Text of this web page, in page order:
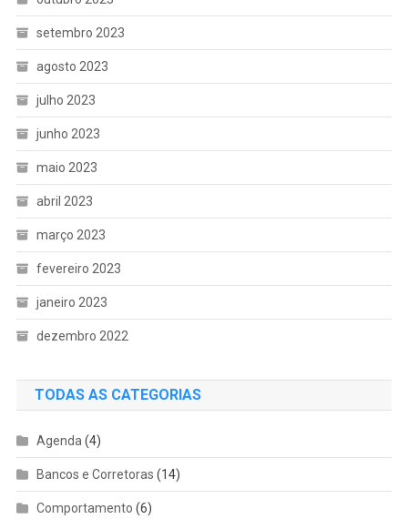
setembro 2023
agosto 2023
julho 2023
junho 2023
maio 2023
abril 2023
março 2023
fevereiro 2023
janeiro 2023
dezembro 2022
TODAS AS CATEGORIAS
Agenda (4)
Bancos e Corretoras (14)
Comportamento (6)